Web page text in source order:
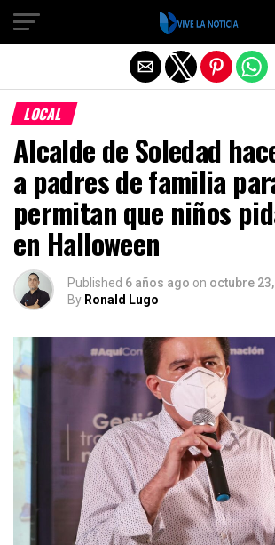
LOCAL
Alcalde de Soledad
a padres de familia
permitan que niños
en Halloween
Published 6 años ago on octubre
By Ronald Lugo
Salir de la versión móvil